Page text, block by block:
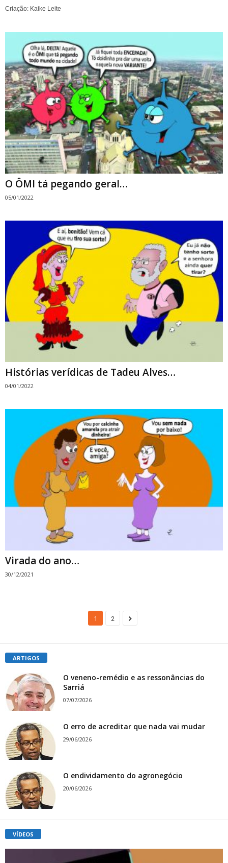
Criação: Kaike Leite
O ÔMI tá pegando geral…
05/01/2022
Histórias verídicas de Tadeu Alves…
04/01/2022
Virada do ano…
30/12/2021
1 2
ARTIGOS
O veneno-remédio e as ressonâncias do
Sarriá
07/07/2026
O erro de acreditar que nada vai mudar
29/06/2026
O endividamento do agronegócio
20/06/2026
VÍDEOS